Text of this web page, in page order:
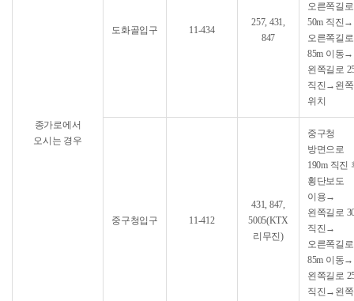
종가로에서
오시는 경우
도화골입구 11-434
257, 431,
847
오른쪽길로
50m 직진→
오른쪽길로
85m 이동→
왼쪽길로
직진→왼
위치
중구청입구 11-412
431, 847,
5005(KTX
리무진)
중구청
방면으로
190m 직진
횡단보도
이용→
왼쪽길로
직진→
오른쪽길로
85m 이동→
왼쪽길로
직진→왼